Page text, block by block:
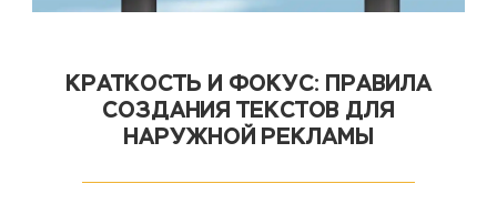
КРАТКОСТЬ И ФОКУС: ПРАВИЛА
СОЗДАНИЯ ТЕКСТОВ ДЛЯ
НАРУЖНОЙ РЕКЛАМЫ